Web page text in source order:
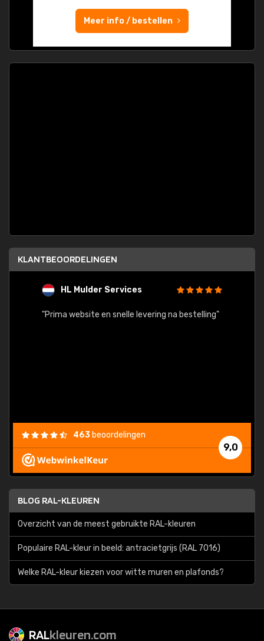
Meer info / bestellen
KLANTBEOORDELINGEN
HL Mulder Services
"Prima website en snelle levering na bestelling"
9,0
463 beoordelingen
BLOG RAL-KLEUREN
Overzicht van de meest gebruikte RAL-kleuren
Populaire RAL-kleur in beeld: antracietgrijs (RAL 7016)
Welke RAL-kleur kiezen voor witte muren en plafonds?
RALkleuren.com